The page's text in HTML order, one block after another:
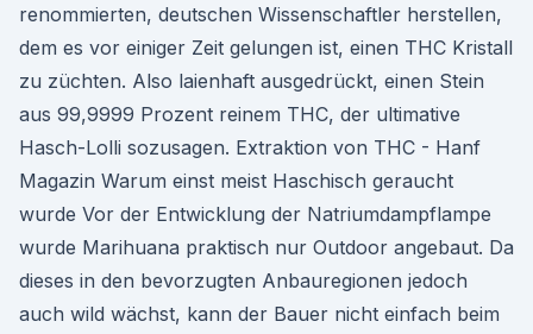
renommierten, deutschen Wissenschaftler herstellen,
dem es vor einiger Zeit gelungen ist, einen THC Kristall
zu züchten. Also laienhaft ausgedrückt, einen Stein
aus 99,9999 Prozent reinem THC, der ultimative
Hasch-Lolli sozusagen. Extraktion von THC - Hanf
Magazin Warum einst meist Haschisch geraucht
wurde Vor der Entwicklung der Natriumdampflampe
wurde Marihuana praktisch nur Outdoor angebaut. Da
dieses in den bevorzugten Anbauregionen jedoch
auch wild wächst, kann der Bauer nicht einfach beim